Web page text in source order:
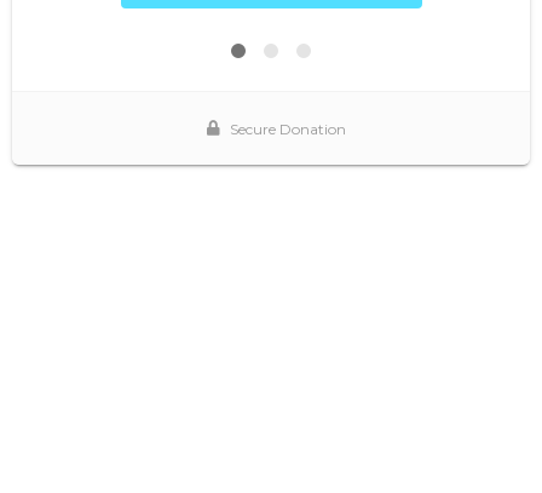
Secure Donation